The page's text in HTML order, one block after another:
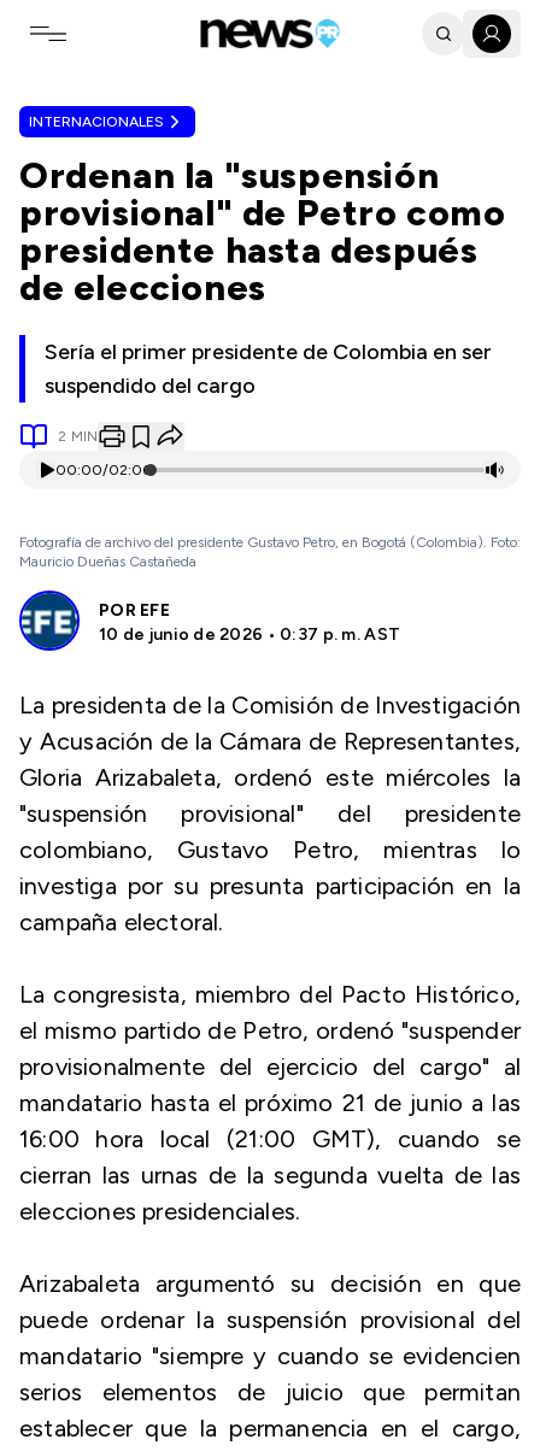
Toggle navigation menu
INTERNACIONALES
Ordenan la "suspensión
provisional" de Petro como
presidente hasta después
de elecciones
Sería el primer presidente de Colombia en ser
suspendido del cargo
2 MIN
00:00/02:06
Fotografía de archivo del presidente Gustavo Petro, en Bogotá (Colombia). Foto:
Mauricio Dueñas Castañeda
POR EFE
10 de junio de 2026 • 0:37 p. m. AST
La presidenta de la Comisión de Investigación
y Acusación de la Cámara de Representantes,
Gloria Arizabaleta, ordenó este miércoles la
"suspensión provisional" del presidente
colombiano, Gustavo Petro, mientras lo
investiga por su presunta participación en la
campaña electoral.
La congresista, miembro del Pacto Histórico,
el mismo partido de Petro, ordenó "suspender
provisionalmente del ejercicio del cargo" al
mandatario hasta el próximo 21 de junio a las
16:00 hora local (21:00 GMT), cuando se
cierran las urnas de la segunda vuelta de las
elecciones presidenciales.
Arizabaleta argumentó su decisión en que
puede ordenar la suspensión provisional del
mandatario "siempre y cuando se evidencien
serios elementos de juicio que permitan
establecer que la permanencia en el cargo,